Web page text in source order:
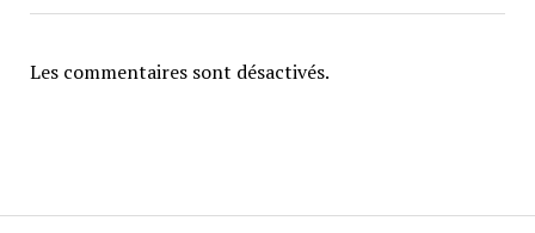
Les commentaires sont désactivés.